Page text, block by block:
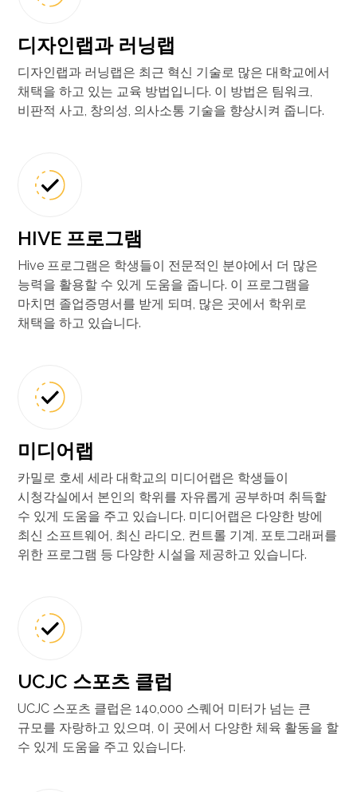
디자인랩과 러닝랩
디자인랩과 러닝랩은 최근 혁신 기술로 많은 대학교에서
채택을 하고 있는 교육 방법입니다. 이 방법은 팀워크,
비판적 사고, 창의성, 의사소통 기술을 향상시켜 줍니다.
HIVE 프로그램
Hive 프로그램은 학생들이 전문적인 분야에서 더 많은
능력을 활용할 수 있게 도움을 줍니다. 이 프로그램을
마치면 졸업증명서를 받게 되며, 많은 곳에서 학위로
채택을 하고 있습니다.
미디어랩
카밀로 호세 세라 대학교의 미디어랩은 학생들이
시청각실에서 본인의 학위를 자유롭게 공부하며 취득할
수 있게 도움을 주고 있습니다. 미디어랩은 다양한 방에
최신 소프트웨어, 최신 라디오, 컨트롤 기계, 포토그래퍼를
위한 프로그램 등 다양한 시설을 제공하고 있습니다.
UCJC 스포츠 클럽
UCJC 스포츠 클럽은 140,000 스퀘어 미터가 넘는 큰
규모를 자랑하고 있으며, 이 곳에서 다양한 체육 활동을 할
수 있게 도움을 주고 있습니다.